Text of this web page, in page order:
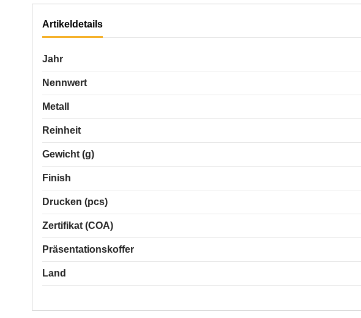
Artikeldetails
Jahr
Nennwert
Metall
Reinheit
Gewicht (g)
Finish
Drucken (pcs)
Zertifikat (COA)
Präsentationskoffer
Land